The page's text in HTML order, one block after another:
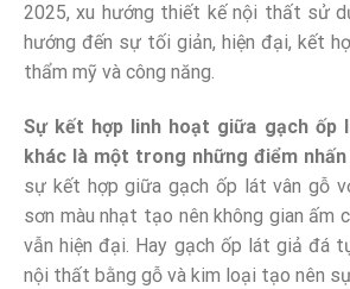
2025, xu hướng thiết kế nội thất sử
hướng đến sự tối giản, hiện đại, kết
thẩm mỹ và công năng.
Sự kết hợp linh hoạt giữa gạch ốp
khác là một trong những điểm nhấn
sự kết hợp giữa gạch ốp lát vân gỗ
sơn màu nhạt tạo nên không gian ấm
vẫn hiện đại. Hay gạch ốp lát giả đá
nội thất bằng gỗ và kim loại tạo nên